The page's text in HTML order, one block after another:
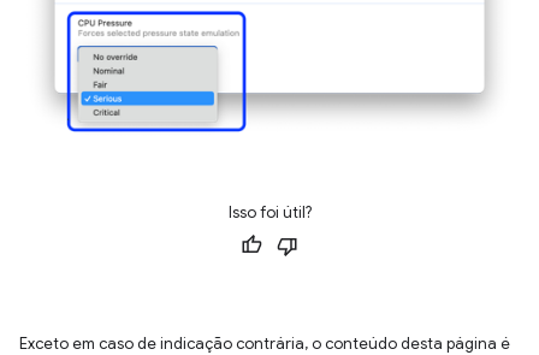
Isso foi útil?
Exceto em caso de indicação contrária, o conteúdo desta página é